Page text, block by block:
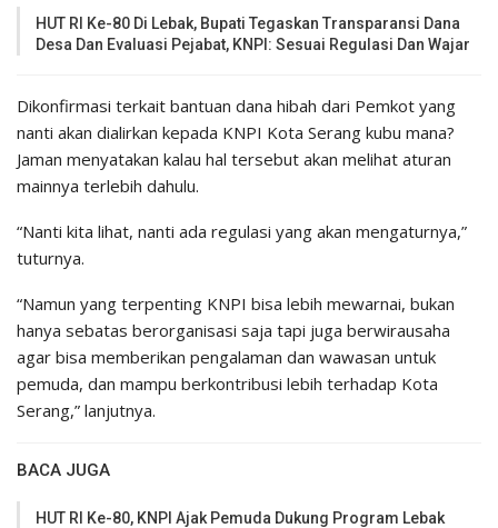
HUT RI Ke-80 Di Lebak, Bupati Tegaskan Transparansi Dana
Desa Dan Evaluasi Pejabat, KNPI: Sesuai Regulasi Dan Wajar
Dikonfirmasi terkait bantuan dana hibah dari Pemkot yang
nanti akan dialirkan kepada KNPI Kota Serang kubu mana?
Jaman menyatakan kalau hal tersebut akan melihat aturan
mainnya terlebih dahulu.
“Nanti kita lihat, nanti ada regulasi yang akan mengaturnya,”
tuturnya.
“Namun yang terpenting KNPI bisa lebih mewarnai, bukan
hanya sebatas berorganisasi saja tapi juga berwirausaha
agar bisa memberikan pengalaman dan wawasan untuk
pemuda, dan mampu berkontribusi lebih terhadap Kota
Serang,” lanjutnya.
BACA JUGA
HUT RI Ke-80, KNPI Ajak Pemuda Dukung Program Lebak